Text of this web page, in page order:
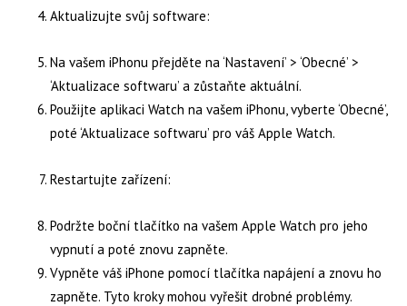
Aktualizujte svůj software:
Na vašem iPhonu přejděte na ‘Nastavení’ > ‘Obecné’ >
‘Aktualizace softwaru’ a zůstaňte aktuální.
Použijte aplikaci Watch na vašem iPhonu, vyberte ‘Obecné’,
poté ‘Aktualizace softwaru’ pro váš Apple Watch.
Restartujte zařízení:
Podržte boční tlačítko na vašem Apple Watch pro jeho
vypnutí a poté znovu zapněte.
Vypněte váš iPhone pomocí tlačítka napájení a znovu ho
zapněte. Tyto kroky mohou vyřešit drobné problémy.